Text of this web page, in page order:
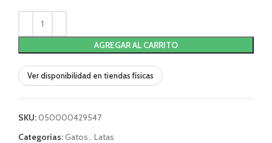
AGREGAR AL CARRITO
Ver disponibilidad en tiendas físicas
SKU:050000429547
Categorías:Gatos, Latas